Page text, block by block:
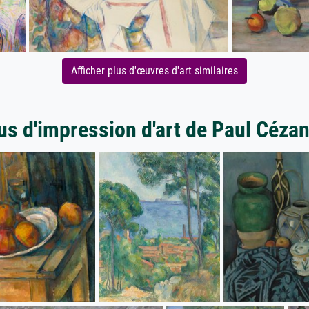
Afficher plus d'œuvres d'art similaires
d'impression d'art de Paul